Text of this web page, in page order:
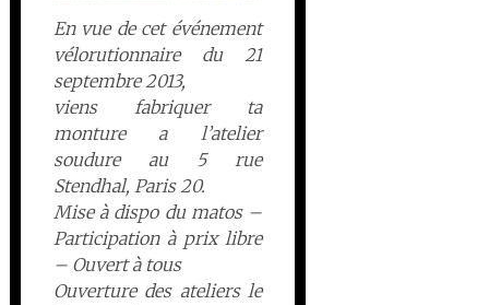
En vue de cet événement
vélorutionnaire du 21
septembre 2013,
viens fabriquer ta
monture a l’atelier
soudure au 5 rue
Stendhal, Paris 20.
Mise à dispo du matos –
Participation à prix libre
– Ouvert à tous
Ouverture des ateliers le